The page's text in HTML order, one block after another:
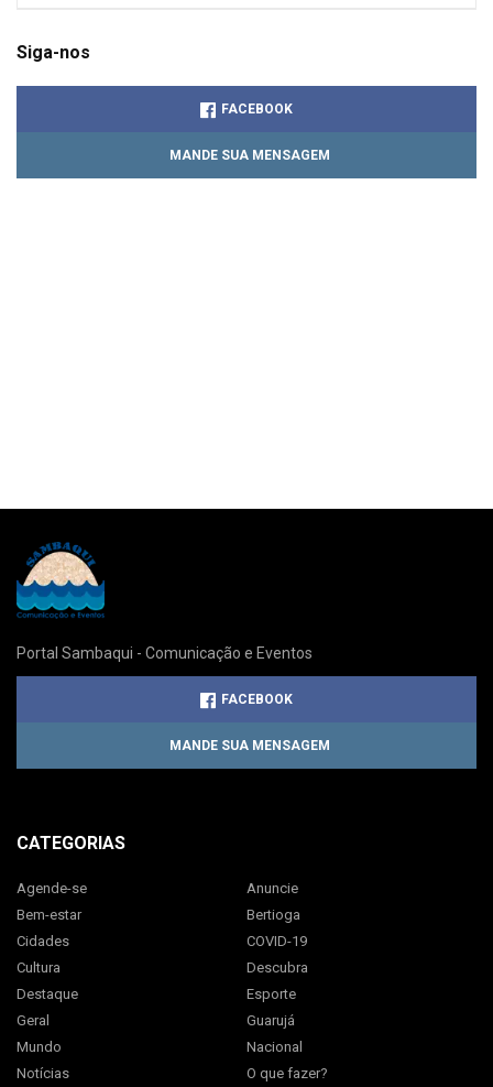
Siga-nos
FACEBOOK
MANDE SUA MENSAGEM
Portal Sambaqui - Comunicação e Eventos
FACEBOOK
MANDE SUA MENSAGEM
CATEGORIAS
Agende-se
Anuncie
Bem-estar
Bertioga
Cidades
COVID-19
Cultura
Descubra
Destaque
Esporte
Geral
Guarujá
Mundo
Nacional
Notícias
O que fazer?